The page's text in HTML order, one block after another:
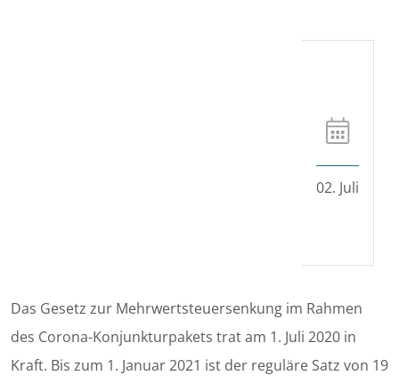
02. Juli
Das Gesetz zur Mehrwertsteuersenkung im Rahmen
des Corona-Konjunkturpakets trat am 1. Juli 2020 in
Kraft. Bis zum 1. Januar 2021 ist der reguläre Satz von 19